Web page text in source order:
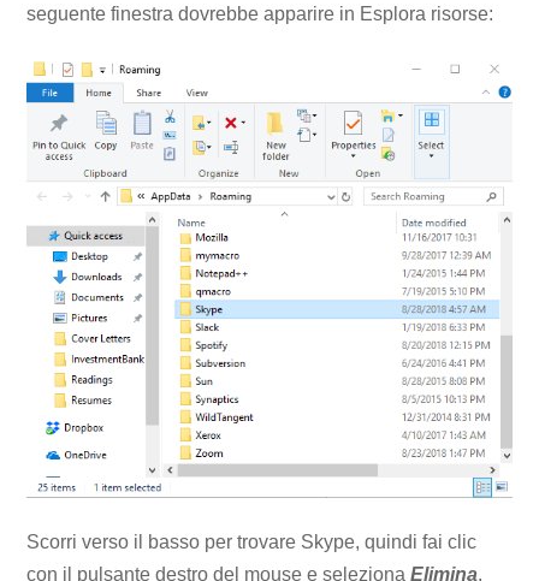
seguente finestra dovrebbe apparire in Esplora risorse:
Scorri verso il basso per trovare Skype, quindi fai clic
con il pulsante destro del mouse e selezionaElimina.